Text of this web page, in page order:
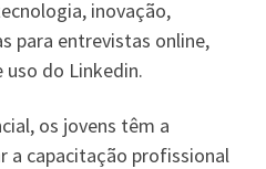
inovação,
para entrevistas online,
uso do Linkedin.
os jovens têm a
a capacitação profissional